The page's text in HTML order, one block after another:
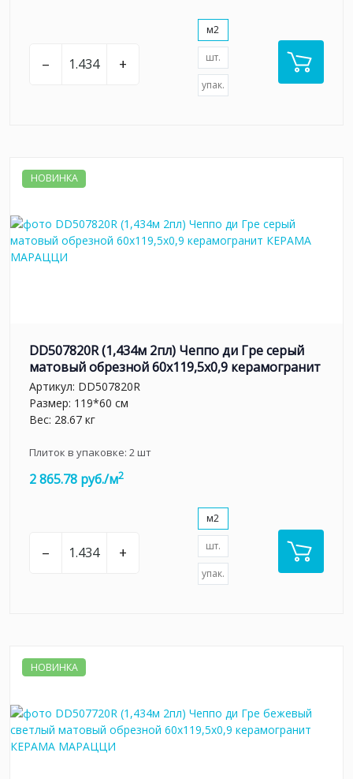
– +
м2
шт.
упак.
НОВИНКА
DD507820R (1,434м 2пл) Чеппо ди Гре серый
матовый обрезной 60x119,5x0,9 керамогранит
Артикул: DD507820R
Размер: 119*60 см
Вес: 28.67 кг
Плиток в упаковке: 2шт
2 865.78 руб./м2
– +
м2
шт.
упак.
НОВИНКА